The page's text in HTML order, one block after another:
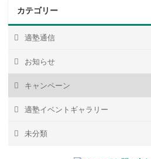
カテゴリー
適塾通信
お知らせ
キャンペーン
適塾イベントギャラリー
未分類